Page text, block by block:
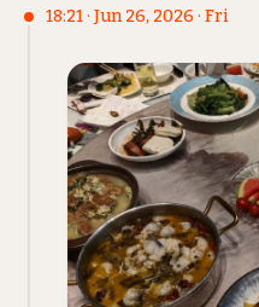
18:21 · Jun 26, 2026 · Fri